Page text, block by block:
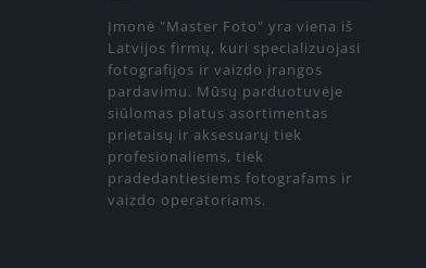
Įmonė "Master Foto" yra viena iš
Latvijos firmų, kuri specializuojasi
fotografijos ir vaizdo įrangos
pardavimu. Mūsų parduotuvėje
siūlomas platus asortimentas
prietaisų ir aksesuarų tiek
profesionaliems, tiek
pradedantiesiems fotografams ir
vaizdo operatoriams.